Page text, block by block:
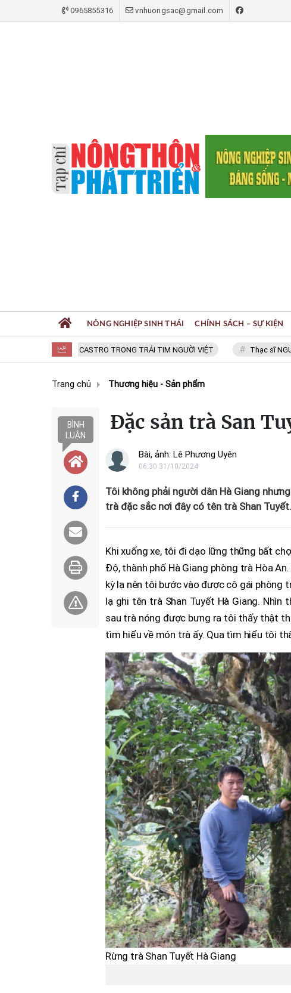
0965855316 vnhuongsac@gmail.com
FIDEL CASTRO TRONG TRÁI TIM NGƯỜI VIỆT Thạc sĩ NGUYỄN
NÔNG NGHIỆP SINH THÁI CHÍNH SÁCH – SỰ KIỆN
Trang chủ Thương hiệu - Sản phẩm
BÌNH
LUẬN
Đặc sản trà San
Bài, ảnh: Lê Phương Uyên
06:30 31/10/2024
Tôi không phải người dân Hà Giang
trà đặc sắc nơi đây có tên trà Shan Tuyết.
Khi xuống xe, tôi đi dạo lững thững bất
Độ, thành phố Hà Giang phòng trà Hòa
kỳ lạ nên tôi bước vào được cô gái phòng
lạ ghi tên trà Shan Tuyết Hà Giang.
sau trà nóng được bưng ra tôi thấy thật
tìm hiểu về món trà ấy. Qua tìm hiểu tôi
Rừng trà Shan Tuyết Hà Giang